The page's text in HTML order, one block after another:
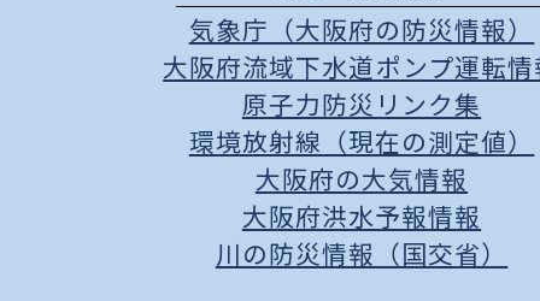
気象庁（大阪府の防災情報）
大阪府流域下水道ポンプ運転情
原子力防災リンク集
環境放射線（現在の測定値）
大阪府の大気情報
大阪府洪水予報情報
川の防災情報（国交省）